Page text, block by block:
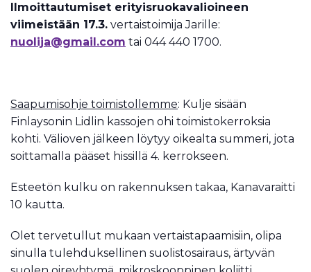
Ilmoittautumiset erityisruokavalioineen
viimeistään 17.3. vertaistoimija Jarille:
nuolija@gmail.com tai 044 440 1700.
Saapumisohje toimistollemme: Kulje sisään
Finlaysonin Lidlin kassojen ohi toimistokerroksia
kohti. Välioven jälkeen löytyy oikealta summeri, jota
soittamalla pääset hissillä 4. kerrokseen.
Esteetön kulku on rakennuksen takaa, Kanavaraitti
10 kautta.
Olet tervetullut mukaan vertaistapaamisiin, olipa
sinulla tulehduksellinen suolistosairaus, ärtyvän